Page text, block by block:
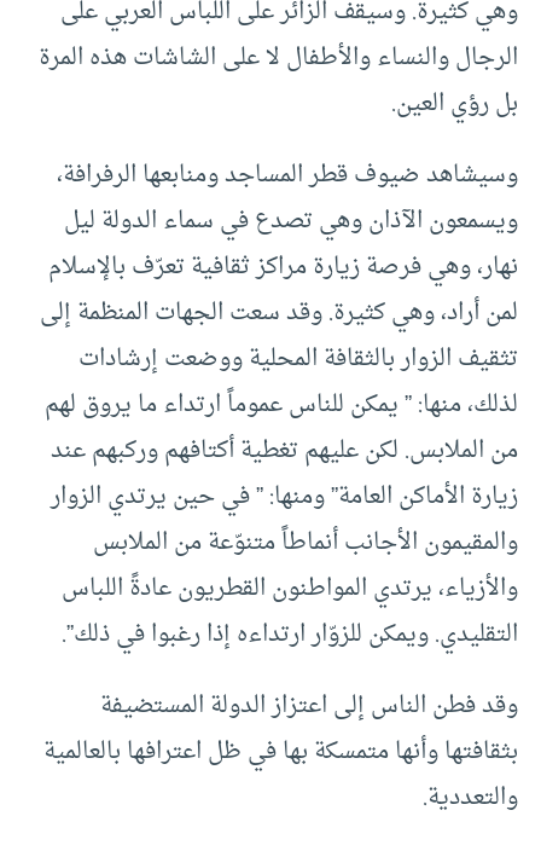
وهي كثيرة. وسيقف الزائر على اللباس العربي على
الرجال والنساء والأطفال لا على الشاشات هذه المرة
بل رؤي العين.
وسيشاهد ضيوف قطر المساجد ومنابعها الرفرافة،
ويسمعون الآذان وهي تصدع في سماء الدولة ليل
نهار، وهي فرصة زيارة مراكز ثقافية تعرّف بالإسلام
لمن أراد، وهي كثيرة. وقد سعت الجهات المنظمة إلى
تثقيف الزوار بالثقافة المحلية ووضعت إرشادات
لذلك، منها: ” يمكن للناس عموماً ارتداء ما يروق لهم
من الملابس. لكن عليهم تغطية أكتافهم وركبهم عند
زيارة الأماكن العامة” ومنها: ” في حين يرتدي الزوار
والمقيمون الأجانب أنماطاً متنوّعة من الملابس
والأزياء، يرتدي المواطنون القطريون عادةً اللباس
التقليدي. ويمكن للزوّار ارتداءه إذا رغبوا في ذلك”.
وقد فطن الناس إلى اعتزاز الدولة المستضيفة
بثقافتها وأنها متمسكة بها في ظل اعترافها بالعالمية
والتعددية.